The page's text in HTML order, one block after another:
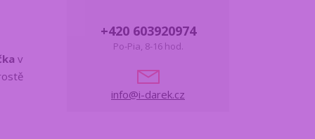
v
+420 603920974
Po-Pia, 8-16 hod.
info@i-darek.cz